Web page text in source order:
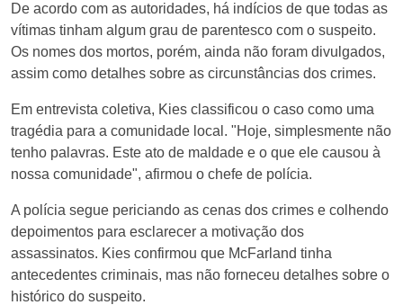
De acordo com as autoridades, há indícios de que todas as
vítimas tinham algum grau de parentesco com o suspeito.
Os nomes dos mortos, porém, ainda não foram divulgados,
assim como detalhes sobre as circunstâncias dos crimes.
Em entrevista coletiva, Kies classificou o caso como uma
tragédia para a comunidade local. "Hoje, simplesmente não
tenho palavras. Este ato de maldade e o que ele causou à
nossa comunidade", afirmou o chefe de polícia.
A polícia segue periciando as cenas dos crimes e colhendo
depoimentos para esclarecer a motivação dos
assassinatos. Kies confirmou que McFarland tinha
antecedentes criminais, mas não forneceu detalhes sobre o
histórico do suspeito.